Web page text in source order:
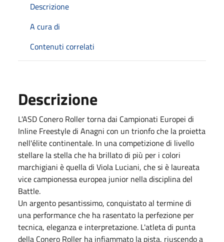
Descrizione
A cura di
Contenuti correlati
Descrizione
L'ASD Conero Roller torna dai Campionati Europei di
Inline Freestyle di Anagni con un trionfo che la proietta
nell'élite continentale. In una competizione di livello
stellare la stella che ha brillato di più per i colori
marchigiani è quella di Viola Luciani, che si è laureata
vice campionessa europea junior nella disciplina del
Battle.
Un argento pesantissimo, conquistato al termine di
una performance che ha rasentato la perfezione per
tecnica, eleganza e interpretazione. L'atleta di punta
della Conero Roller ha infiammato la pista, riuscendo a